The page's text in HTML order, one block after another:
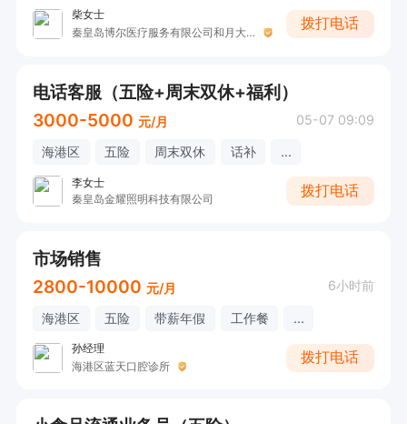
柴女士
秦皇岛博尔医疗服务有限公司和月大街口腔诊所
拨打电话
电话客服（五险+周末双休+福利）
3000-5000 元/月 05-07 09:09
海港区 五险 周末双休 话补 ...
李女士
秦皇岛金耀照明科技有限公司
拨打电话
市场销售
2800-10000 元/月 6小时前
海港区 五险 带薪年假 工作餐 ...
孙经理
海港区蓝天口腔诊所
拨打电话